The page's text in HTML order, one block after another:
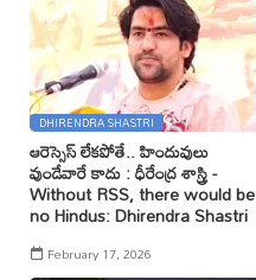
DHIRENDRA SHASTRI
ఆరెస్సెస్ లేకపోతే.. హిందువులు
వుండేవారే కాదు : ధీరేంద్ర శాస్త్రి -
Without RSS, there would be
no Hindus: Dhirendra Shastri
February 17, 2026